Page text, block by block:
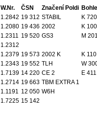
W.Nr. ČSN Značení Poldi
1.2842 19 312 STABIL
K 720
1.2080 19 436 2002
K 100
1.2311 19 520 GS3
M
1.2312
1.2379 19 573 2002 K
K 110
1.2343 19 552 TLH
W
1.7139 14 220 CE 2
E 411
1.2714 19 663 TBM EXTRA 1
1.1191 12 050 W6H
1.7225 15 142